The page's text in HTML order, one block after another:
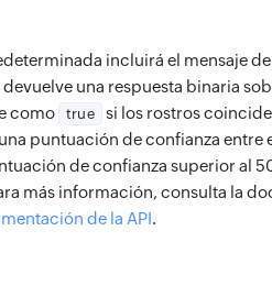
incluirá el mensaje
una respuesta binaria
como
true si los rostros
puntuación de confianza entre
de confianza superior al
más información, consulta la
de la API.